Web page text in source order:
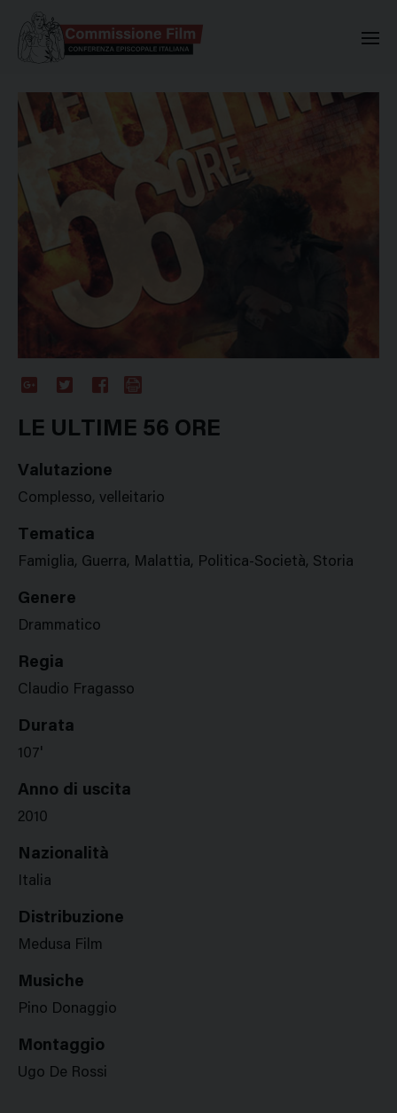
Plus
LE ULTIME 56 ORE
Valutazione
Complesso, velleitario
Tematica
Famiglia, Guerra, Malattia, Politica-Società, Storia
Genere
Drammatico
Regia
Claudio Fragasso
Durata
107'
Anno di uscita
2010
Nazionalità
Italia
Distribuzione
Medusa Film
Musiche
Pino Donaggio
Montaggio
Ugo De Rossi